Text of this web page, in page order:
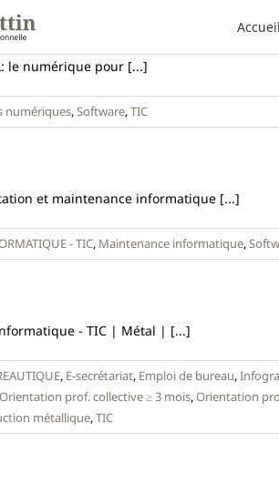
Accueil
le numérique pour [...]
numériques,Software,TIC
et maintenance informatique [...]
- TIC, Maintenance informatique,
- TIC | Métal | [...]
, E-secrétariat, Emploi de bureau,
Orientation prof. collective ≥ 3 mois,Orientation
métallique,TIC